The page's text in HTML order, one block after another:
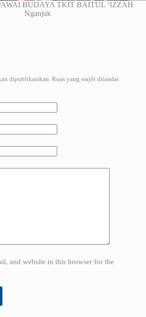
BUDAYA TKIT BAITUL ‘IZZAH
Nganjuk
dipublikasikan. Ruas yang wajib ditandai
and website in this browser for the